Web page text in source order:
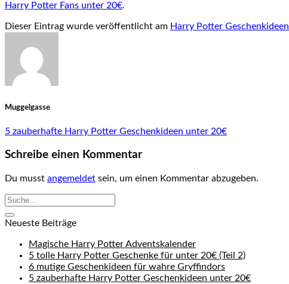
Harry Potter Fans unter 20€.
Dieser Eintrag wurde veröffentlicht am Harry Potter Geschenkideen
Muggelgasse
5 zauberhafte Harry Potter Geschenkideen unter 20€
Schreibe einen Kommentar
Du musst angemeldet sein, um einen Kommentar abzugeben.
Neueste Beiträge
Magische Harry Potter Adventskalender
5 tolle Harry Potter Geschenke für unter 20€ (Teil 2)
6 mutige Geschenkideen für wahre Gryffindors
5 zauberhafte Harry Potter Geschenkideen unter 20€